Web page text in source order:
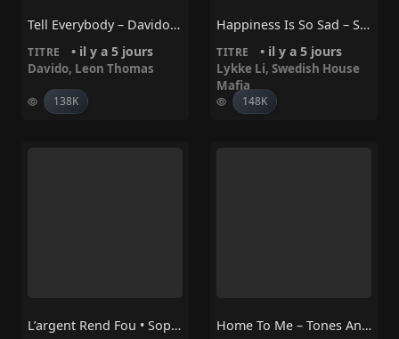
Tell Everybody – Davido, Leon Thomas
TITRE • il y a 5 jours
Davido, Leon Thomas
138K
Happiness Is So Sad – Swedish House Mafia, Lykke Li
TITRE • il y a 5 jours
Lykke Li, Swedish House
Mafia
148K
L’argent Rend Fou • Soprano, TK Home To Me – Tones And I